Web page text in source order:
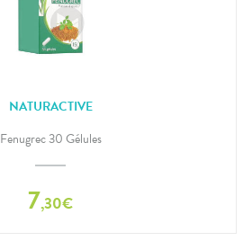
NATURACTIVE
Fenugrec 30 Gélules
7,30€